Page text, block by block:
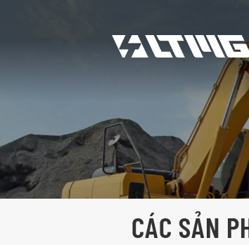
CÁC SẢN